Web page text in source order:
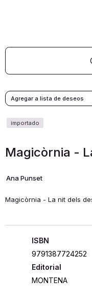
Magicòrnia -
Ana Punset
Magicòrnia - La nit dels
ISBN
9791387724252
Editorial
MONTENA